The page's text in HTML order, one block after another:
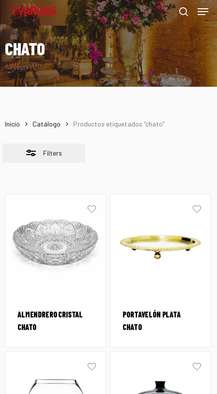
Skip
main
content
search
Menu
CHATO
Inicio Catálogo Productos etiquetados “chato”
Filters
Close
Filters
ALMENDRERO CRISTAL
CHATO
PORTAVELÓN PLATA
CHATO
Menu